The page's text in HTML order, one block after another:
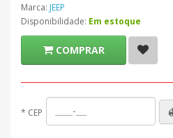
Marca: JEEP
Disponibilidade: Em estoque
COMPRAR
* CEP